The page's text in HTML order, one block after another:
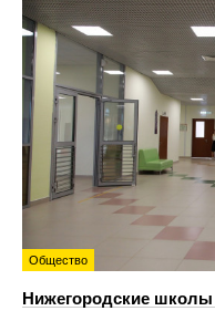
Общество
Нижегородские школы